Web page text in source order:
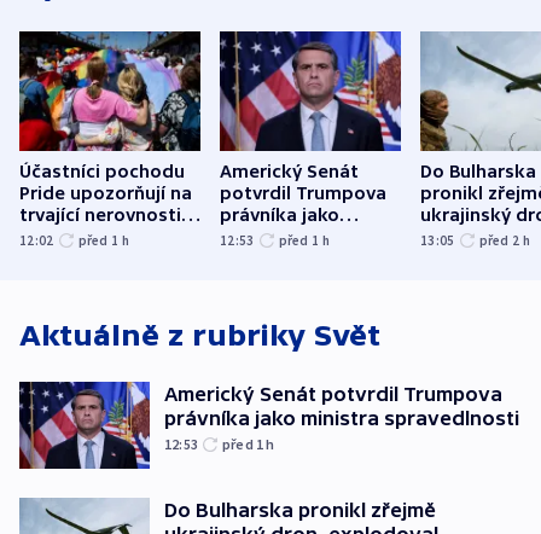
Účastníci pochodu
Pride upozorňují na
trvající nerovnosti i
společenskou
12:02 před 1 h
Americký Senát
potvrdil Trumpova
právníka jako
ministra
12:53 před 1 h
Do Bulharska
pronikl
ukrajinský
explodoval
13:05 před 2 h
Aktuálně z rubriky Svět
Americký Senát potvrdil Trumpova
právníka jako ministra spravedlnosti
12:53 před 1h
Do Bulharska pronikl zřejmě